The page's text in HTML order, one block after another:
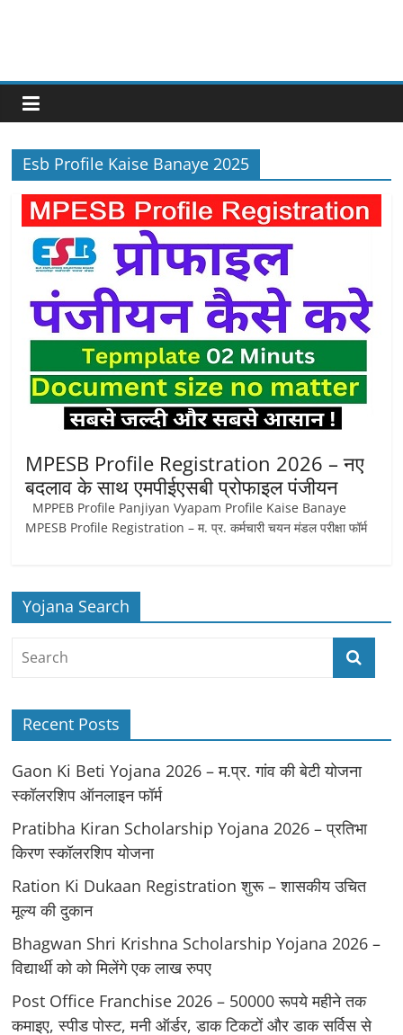
Esb Profile Kaise Banaye 2025
MPESB Profile Registration 2026 – नए
बदलाव के साथ एमपीईएसबी प्रोफाइल पंजीयन
MPPEB Profile Panjiyan Vyapam Profile Kaise Banaye
MPESB Profile Registration – म. प्र. कर्मचारी चयन मंडल परीक्षा फॉर्म
Yojana Search
Recent Posts
Gaon Ki Beti Yojana 2026 – म.प्र. गांव की बेटी योजना
स्कॉलरशिप ऑनलाइन फॉर्म
Pratibha Kiran Scholarship Yojana 2026 – प्रतिभा
किरण स्कॉलरशिप योजना
Ration Ki Dukaan Registration शुरू – शासकीय उचित
मूल्य की दुकान
Bhagwan Shri Krishna Scholarship Yojana 2026 –
विद्यार्थी को को मिलेंगे एक लाख रुपए
Post Office Franchise 2026 – 50000 रूपये महीने तक
कमाइए, स्पीड पोस्ट, मनी ऑर्डर, डाक टिकटों और डाक सर्विस से